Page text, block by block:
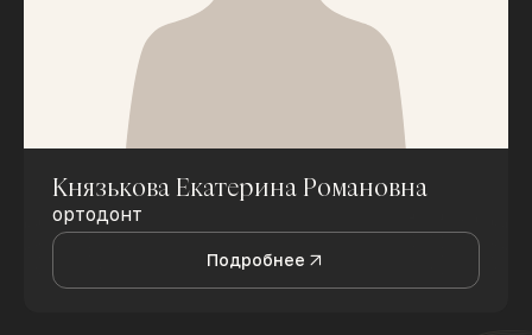
Князькова Екатерина Романовна
ортодонт
Подробнее